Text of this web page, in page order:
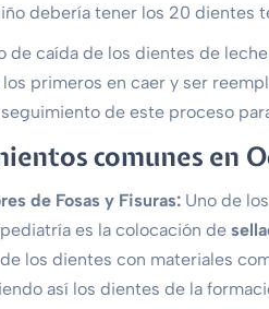
debería tener los 20 dientes
de caída de los dientes de
primeros en caer y ser
de este proceso
comunes en
de Fosas y Fisuras: Uno de
es la colocación de
los dientes con materiales
así los dientes de la